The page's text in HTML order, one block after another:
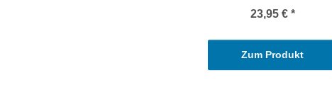
23,95 € *
Zum Produkt